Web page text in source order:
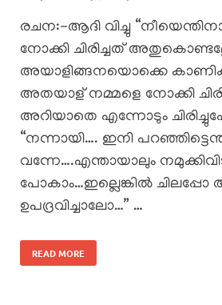
രചന:-ആദി വിച്ചു
നോക്കി ചിരിച്ചത്
അയാളിങ്ങനയൊക്കെ
അതയാള് നമ്മളെ നോക്കി
അറിയാതെ എന്നോടും
“നന്നായി…. ഇനി
വന്നേ….എന്തായാലും
പോകാം…ഇല്ലെങ്കിൽ
ഉപദ്രവിച്ചാലോ…” …
READ MORE